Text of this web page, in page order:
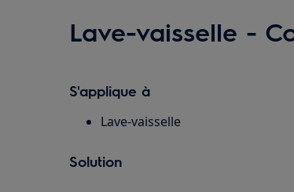
Lave-vaisselle -
S'applique à
Lave-vaisselle
Solution